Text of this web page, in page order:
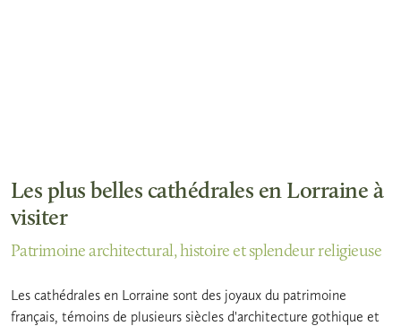
Les plus belles cathédrales en Lorraine à
visiter
Patrimoine architectural, histoire et splendeur religieuse
Les cathédrales en Lorraine sont des joyaux du patrimoine
français, témoins de plusieurs siècles d'architecture gothique et